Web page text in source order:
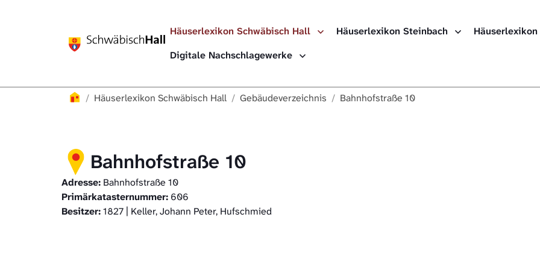
Häuserlexikon Schwäbisch Hall
Häuserlexikon Steinbach
Digitale Nachschlagewerke
Häuserlexikon
Häuserlexikon Schwäbisch Hall Gebäudeverzeichnis Bahnhofstraße 10
Bahnhofstraße 10
Adresse: Bahnhofstraße 10
Primärkatasternummer: 606
Besitzer:1827 | Keller, Johann Peter, Hufschmied